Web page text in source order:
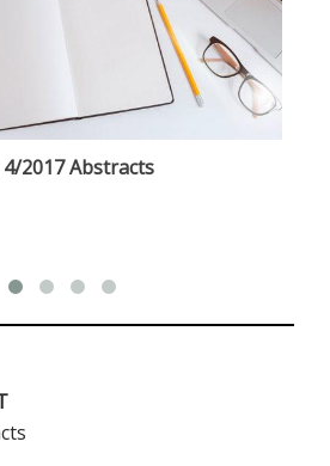
2017 Abstracts